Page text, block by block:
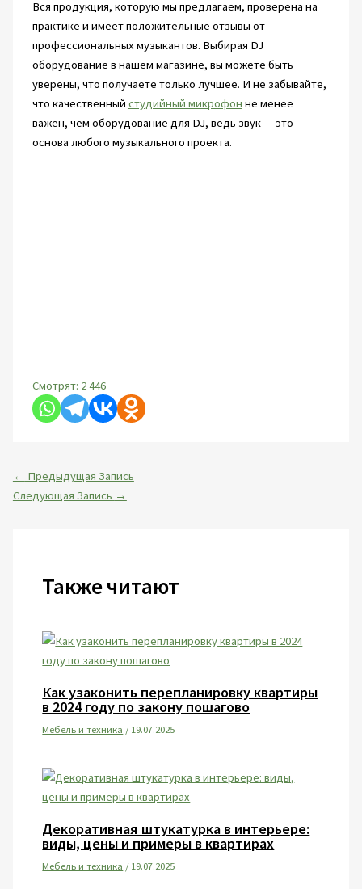
Вся продукция, которую мы предлагаем, проверена на
практике и имеет положительные отзывы от
профессиональных музыкантов. Выбирая DJ
оборудование в нашем магазине, вы можете быть
уверены, что получаете только лучшее. И не забывайте,
что качественный студийный микрофон не менее
важен, чем оборудование для DJ, ведь звук — это
основа любого музыкального проекта.
Смотрят: 2 446
← Предыдущая Запись
Следующая Запись →
Также читают
Как узаконить перепланировку квартиры
в 2024 году по закону пошагово
Мебель и техника /19.07.2025
Декоративная штукатурка в интерьере:
виды, цены и примеры в квартирах
Мебель и техника /19.07.2025